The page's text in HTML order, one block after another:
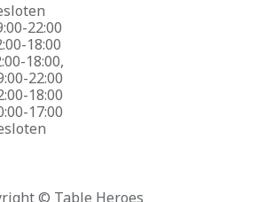
22:00
18:00
18:00,
22:00
18:00
17:00
© Table Heroes